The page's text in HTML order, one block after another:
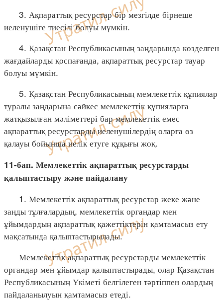
3. Ақпараттық ресурстар бір мезгілде бірнеше
иеленушіге тиесілі болуы мүмкін.
4. Қазақстан Республикасының заңдарында көзделген
жағдайларды қоспағанда, ақпараттық ресурстар тауар
болуы мүмкін.
5. Қазақстан Республикасының мемлекеттік құпиялар
туралы заңдарына сәйкес мемлекеттік құпияларға
жатқызылған мәліметтері бар мемлекеттік емес
ақпараттық ресурстарды иеленушілердің оларға өз
қалауы бойынша иелік етуге құқығы жоқ.
11-бап. Мемлекеттік ақпараттық ресурстарды
қалыптастыру және пайдалану
1. Мемлекеттік ақпараттық ресурстар жеке және
заңды тұлғалардың, мемлекеттік органдар мен
ұйымдардың ақпараттық қажеттіктерін қамтамасыз ету
мақсатында қалыптастырылады.
Мемлекеттік ақпараттық ресурстарды мемлекеттік
органдар мен ұйымдар қалыптастырады, олар Қазақстан
Республикасының Үкіметі белгілеген тәртіппен олардың
пайдаланылуын қамтамасыз етеді.